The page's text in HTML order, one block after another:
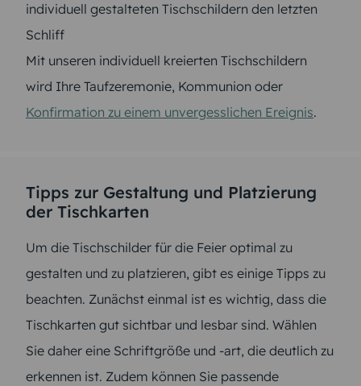
individuell gestalteten Tischschildern den letzten
Schliff
Mit unseren individuell kreierten Tischschildern
wird Ihre Taufzeremonie, Kommunion oder
Konfirmation zu einem unvergesslichen Ereignis.
Tipps zur Gestaltung und Platzierung
der Tischkarten
Um die Tischschilder für die Feier optimal zu
gestalten und zu platzieren, gibt es einige Tipps zu
beachten. Zunächst einmal ist es wichtig, dass die
Tischkarten gut sichtbar und lesbar sind. Wählen
Sie daher eine Schriftgröße und -art, die deutlich zu
erkennen ist. Zudem können Sie passende